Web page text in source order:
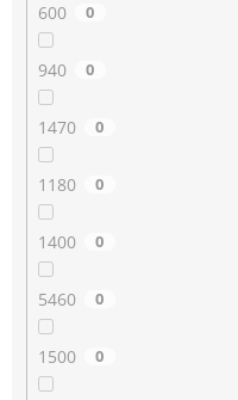
600 0
940 0
1470 0
1180 0
1400 0
5460 0
1500 0